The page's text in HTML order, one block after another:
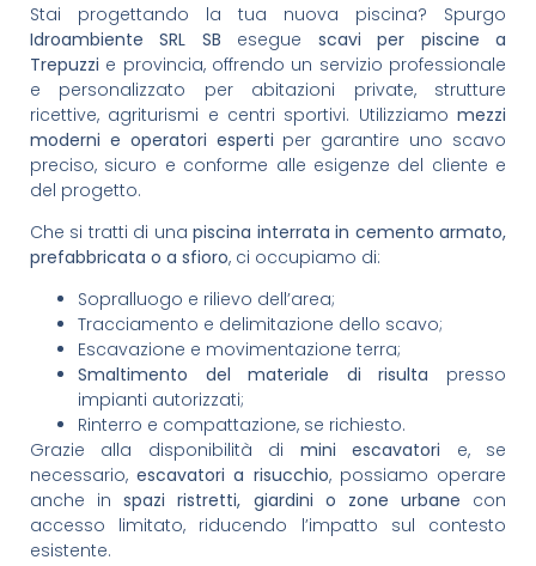
Stai progettando la tua nuova piscina? Spurgo
Idroambiente SRL SB esegue scavi per piscine a
Trepuzzi e provincia, offrendo un servizio professionale
e personalizzato per abitazioni private, strutture
ricettive, agriturismi e centri sportivi. Utilizziamo mezzi
moderni e operatori esperti per garantire uno scavo
preciso, sicuro e conforme alle esigenze del cliente e
del progetto.
Che si tratti di unapiscina interrata in cemento armato,
prefabbricata o a sfioro, ci occupiamo di:
Sopralluogo e rilievo dell’area;
Tracciamento e delimitazione dello scavo;
Escavazione e movimentazione terra;
Smaltimento del materiale di risulta presso
impianti autorizzati;
Rinterro e compattazione, se richiesto.
Grazie alla disponibilità di mini escavatori e, se
necessario,escavatori a risucchio, possiamo operare
anche inspazi ristretti, giardini o zone urbane con
accesso limitato, riducendo l’impatto sul contesto
esistente.